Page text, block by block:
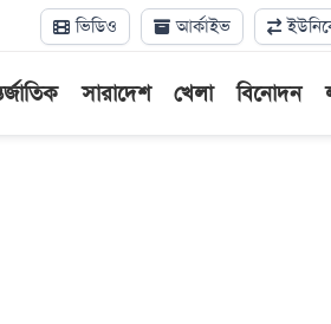
ভিডিও আর্কাইভ
সারাদেশ খেলা বিনোদন